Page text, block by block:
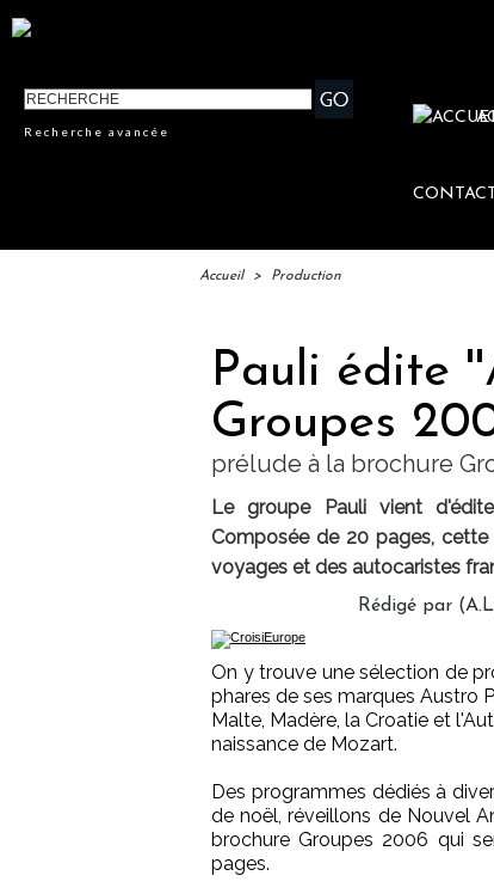
Recherche avancée
Accueil > Production
Pauli édite
Groupes
prélude à la brochure
Le groupe Pauli vient
Composée de 20 pages,
voyages et des autocaristes
Rédigé par
On y trouve une sélection de
phares de ses marques Austro
Malte, Madère, la Croatie et
naissance de Mozart.
Des programmes dédiés à
de noël, réveillons de Nouvel
brochure Groupes 2006 qui
pages.